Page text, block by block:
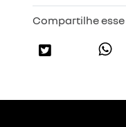
Compartilhe